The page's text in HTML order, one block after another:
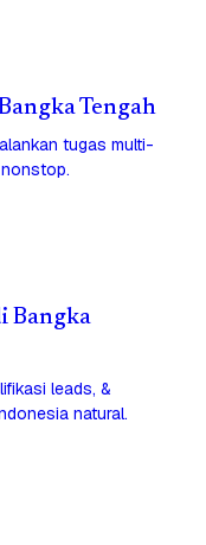
Tengah
tugas multi-
Bangka
leads, &
natural.